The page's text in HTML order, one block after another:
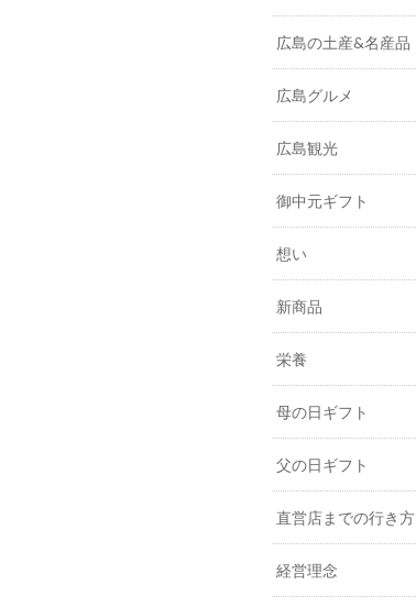
広島の土産&名産品
広島グルメ
広島観光
御中元ギフト
想い
新商品
栄養
母の日ギフト
父の日ギフト
直営店までの行き方
経営理念